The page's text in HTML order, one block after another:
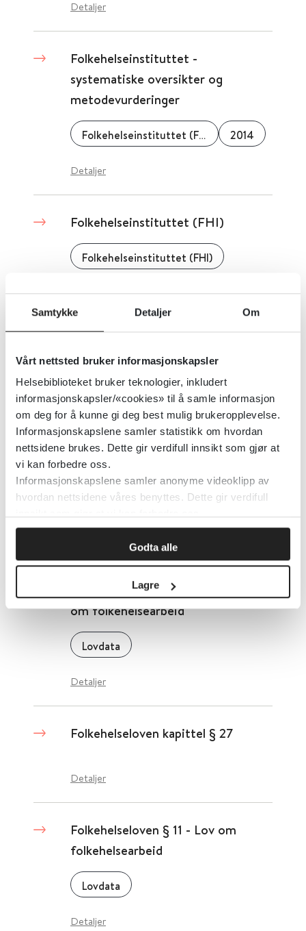
Samtykke Detaljer Om
Vårt nettsted bruker informasjonskapsler
Helsebiblioteket bruker teknologier, inkludert
informasjonskapsler/«cookies» til å samle informasjon
om deg for å kunne gi deg best mulig brukeropplevelse.
Informasjonskapslene samler statistikk om hvordan
nettsidene brukes. Dette gir verdifull innsikt som gjør at
vi kan forbedre oss.
Informasjonskapslene samler anonyme videoklipp av
hvordan nettsidene våres benyttes. Dette gir verdifull
Godta alle
Lagre
Detaljer
Folkehelseinstituttet -
systematiske oversikter og
metodevurderinger
Folkehelseinstituttet (FHI) 2014
Detaljer
Folkehelseinstituttet (FHI)
Folkehelseinstituttet (FHI)
Detaljer
Lovdata 2016
Detaljer
Folkehelseloven
Lovdata 2017
Folkehelseloven Kapittel 3 - Lov
om folkehelsearbeid
Lovdata
Detaljer
Folkehelseloven kapittel § 27
Detaljer
Folkehelseloven § 11 - Lov om
folkehelsearbeid
Lovdata
Detaljer